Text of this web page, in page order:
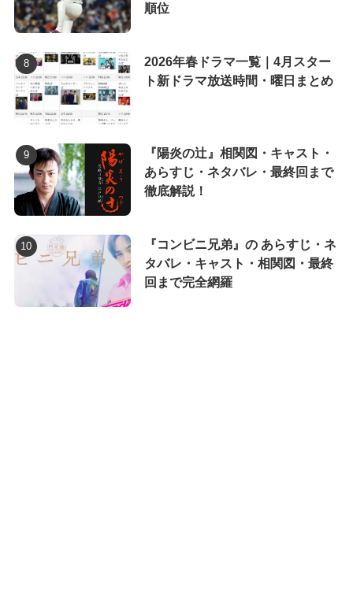
順位
2026年春ドラマ一覧｜4月スター
ト新ドラマ放送時間・曜日まとめ
『陽炎の辻』相関図・キャスト・
あらすじ・ネタバレ・最終回まで
徹底解説！
『コンビニ兄弟』の あらすじ・ネ
タバレ・キャスト・相関図・最終
回まで完全網羅